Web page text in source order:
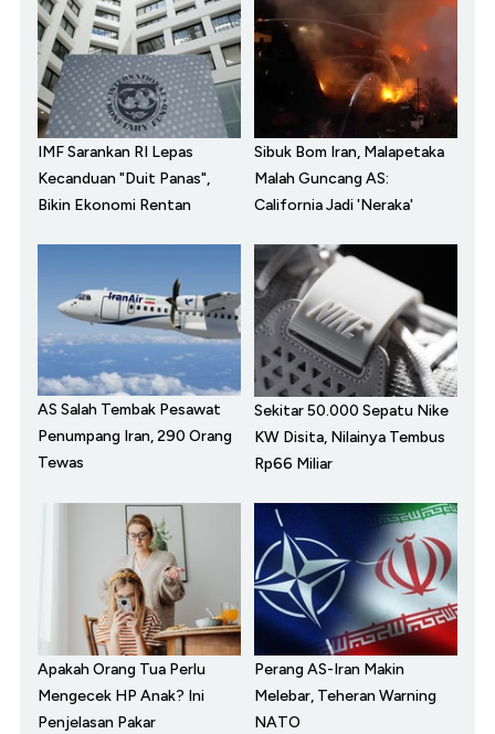
IMF Sarankan RI Lepas
Kecanduan "Duit Panas",
Bikin Ekonomi Rentan
Sibuk Bom Iran, Malapetaka
Malah Guncang AS:
California Jadi 'Neraka'
AS Salah Tembak Pesawat
Penumpang Iran, 290 Orang
Tewas
Sekitar 50.000 Sepatu Nike
KW Disita, Nilainya Tembus
Rp66 Miliar
Apakah Orang Tua Perlu
Mengecek HP Anak? Ini
Penjelasan Pakar
Perang AS-Iran Makin
Melebar, Teheran Warning
NATO